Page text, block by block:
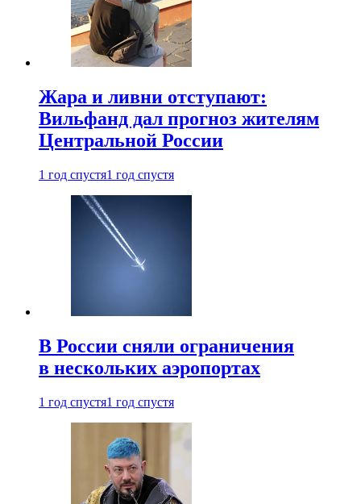
Жара и ливни отступают:
Вильфанд дал прогноз жителям
Центральной России
1 год спустя1 год спустя
В России сняли ограничения
в нескольких аэропортах
1 год спустя1 год спустя